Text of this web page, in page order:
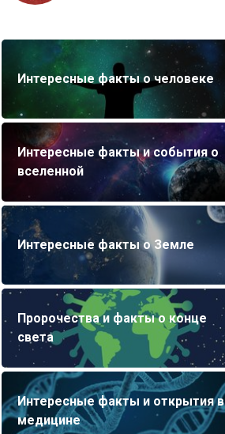
Интересные факты о человеке
Интересные факты и события о
вселенной
Интересные факты о Земле
Пророчества и факты о конце
света
Интересные факты и открытия в
медицине